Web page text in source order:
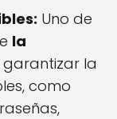
Uno de
la
garantizar la
como